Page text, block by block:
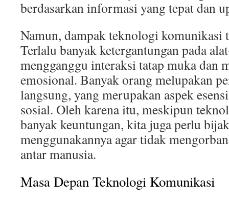
berdasarkan informasi yang tepat dan
Namun, dampak teknologi komunikasi
Terlalu banyak ketergantungan pada
mengganggu interaksi tatap muka dan
emosional. Banyak orang melupakan
langsung, yang merupakan aspek
sosial. Oleh karena itu, meskipun
banyak keuntungan, kita juga perlu
menggunakannya agar tidak
antar manusia.
Masa Depan Teknologi Komunikasi